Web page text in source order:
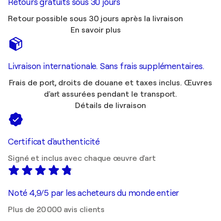
Retours gratuits sous 30 jours
Retour possible sous 30 jours après la livraison
En savoir plus
Livraison internationale. Sans frais supplémentaires.
Frais de port, droits de douane et taxes inclus. Œuvres
d'art assurées pendant le transport.
Détails de livraison
Certificat d'authenticité
Signé et inclus avec chaque œuvre d'art
Noté 4,9/5 par les acheteurs du monde entier
Plus de 20 000 avis clients